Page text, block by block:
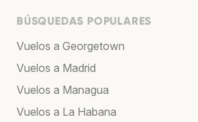
BÚSQUEDAS POPULARES
Vuelos a Georgetown
Vuelos a Madrid
Vuelos a Managua
Vuelos a La Habana